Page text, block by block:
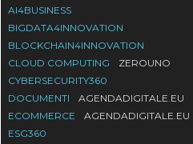
AI4BUSINESS
BIGDATA4INNOVATION
BLOCKCHAIN4INNOVATION
CLOUD COMPUTING
ZEROUNO
CYBERSECURITY360
DOCUMENTI
AGENDADIGITALE.EU
ECOMMERCE
AGENDADIGITALE.EU
ESG360